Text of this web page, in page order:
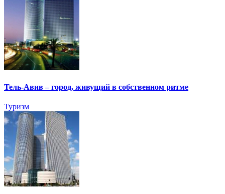
Тель-Авив – город, живущий в собственном ритме
Туризм